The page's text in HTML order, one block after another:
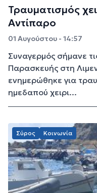
Τραυματισμός
Αντίπαρο
01 Αυγούστου - 14:57
Συναγερμός σήμανε
Παρασκευής στη
ενημερώθηκε για
ημεδαπού χειρι...
Σύρος Κοινωνία